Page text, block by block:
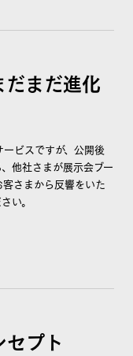
まだ進化
ビスですが、公開後
他社さまが展示会ブー
さまから反響をいた
い。
プト